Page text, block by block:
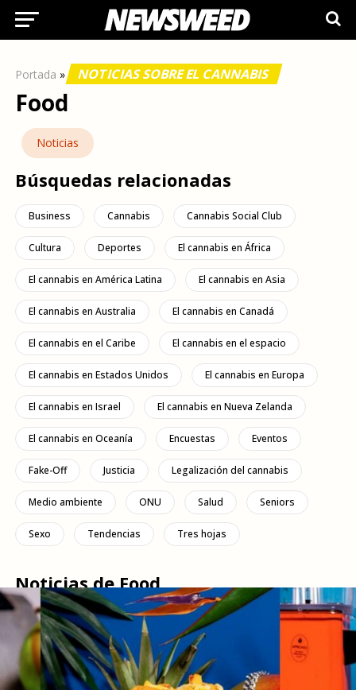
Portada » NOTICIAS SOBRE EL CANNABIS
Food
Noticias
Búsquedas relacionadas
Business Cannabis Cannabis Social Club
Cultura Deportes El cannabis en África
El cannabis en América Latina El cannabis en Asia
El cannabis en Australia El cannabis en Canadá
El cannabis en el Caribe El cannabis en el espacio
El cannabis en Estados Unidos El cannabis en Europa
El cannabis en Israel El cannabis en Nueva Zelanda
El cannabis en Oceanía Encuestas Eventos
Fake-Off Justicia Legalización del cannabis
Medio ambiente ONU Salud Seniors
Sexo Tendencias Tres hojas
Noticias de Food